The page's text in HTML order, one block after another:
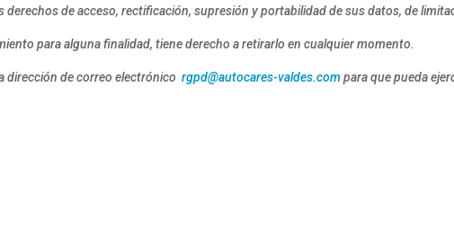
derechos de acceso, rectificación, supresión y portabilidad de sus datos, de
para alguna finalidad, tiene derecho a retirarlo en cualquier momento.
dirección de correo electrónico rgpd@autocares-valdes.com para que pueda